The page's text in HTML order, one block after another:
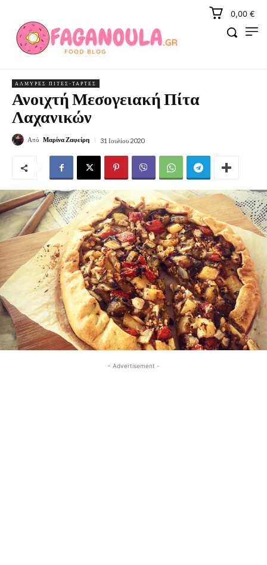
0,00 €
ΑΛΜΥΡΈΣ ΠΊΤΕΣ-ΤΆΡΤΕΣ
Ανοιχτή Μεσογειακή Πίτα
Λαχανικών
Από Μαρίνα Ζαφείρη 31 Ιουλίου 2020
- Advertisement -